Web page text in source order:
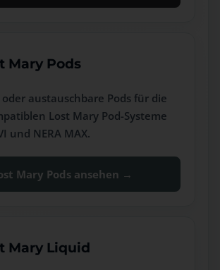
Mary Pods
austauschbare Pods für die
Lost Mary Pod-Systeme
und NERA MAX.
Mary Pods ansehen →
Mary Liquid